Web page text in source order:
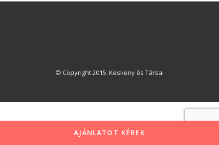
© Copyright 2015. Keskeny és Társai
AJÁNLATOT KÉREK